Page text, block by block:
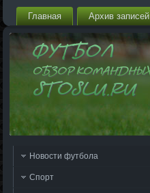
Главная Архив запи­сей
Новости футбола
Спорт